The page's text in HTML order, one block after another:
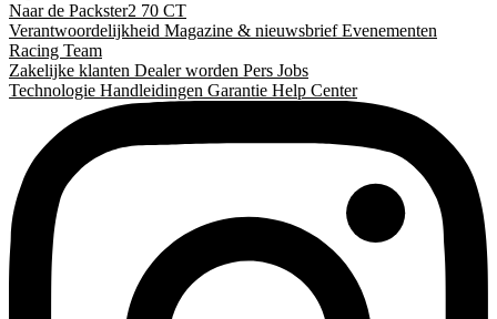
Naar de Packster2 70 CT
Verantwoordelijkheid Magazine & nieuwsbriefEvenementen
Racing Team
Zakelijke klanten Dealer worden Pers Jobs
Technologie Handleidingen Garantie Help Center